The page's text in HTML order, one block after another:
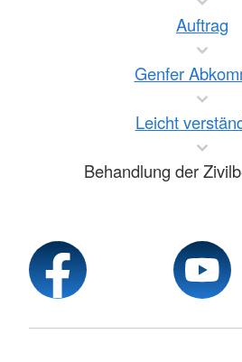
Auftrag
Genfer
Leicht
Behandlung der